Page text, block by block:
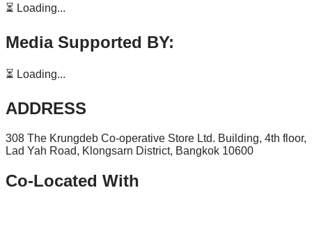
⏳ Loading...
Media Supported BY:
⏳ Loading...
ADDRESS
308 The Krungdeb Co-operative Store Ltd. Building, 4th floor,
Lad Yah Road, Klongsarn District, Bangkok 10600
Co-Located With